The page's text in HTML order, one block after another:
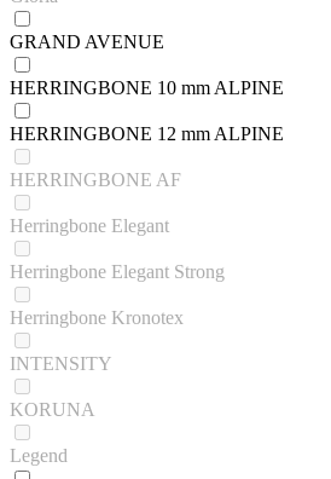
GRAND AVENUE
HERRINGBONE 10 mm ALPINE
HERRINGBONE 12 mm ALPINE
HERRINGBONE AF
Herringbone Elegant
Herringbone Elegant Strong
Herringbone Kronotex
INTENSITY
KORUNA
Legend